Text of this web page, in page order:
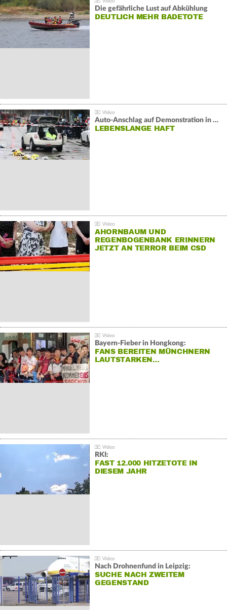
Die gefährliche Lust auf Abkühlung
DEUTLICH MEHR BADETOTE
Auto-Anschlag auf Demonstration in München:
LEBENSLANGE HAFT
AHORNBAUM UND
REGENBOGENBANK ERINNERN
JETZT AN TERROR BEIM CSD
Bayern-Fieber in Hongkong:
FANS BEREITEN MÜNCHNERN
LAUTSTARKEN…
RKI:
FAST 12.000 HITZETOTE IN
DIESEM JAHR
Nach Drohnenfund in Leipzig:
SUCHE NACH ZWEITEM
GEGENSTAND